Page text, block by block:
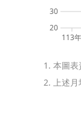
20
30
113年
1. 本圖
2. 上述月